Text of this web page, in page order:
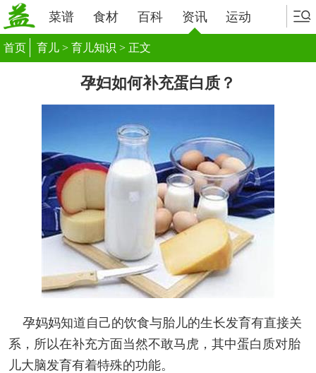
菜谱 食材 百科 资讯 运动
首页 育儿 > 育儿知识 > 正文
孕妇如何补充蛋白质？
孕妈妈知道自己的饮食与胎儿的生长发育有直接关
系，所以在补充方面当然不敢马虎，其中蛋白质对胎
儿大脑发育有着特殊的功能。